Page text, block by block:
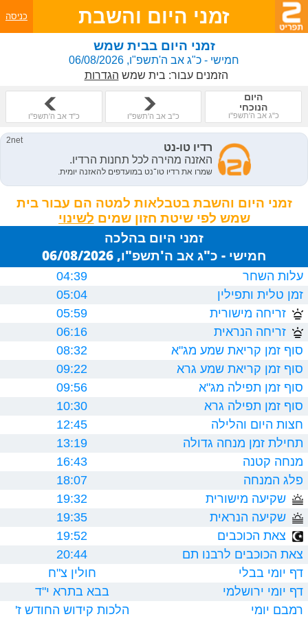
זמני היום והשבת כניסה
זמני היום בבית שמש
חמישי - כ"ג אב ה'תשפ"ו, 06/08/2026
הזמנים עבור: בית שמש הגדרות
היום
הנוכחי
כ"ג אב ה'תשפ"ו כ"ב אב ה'תשפ"ו כ"ד אב ה'תשפ"ו
זמני היום והשבת בטבלאות למטה הם עבור בית
שמש לפי שיטת חזון שמים
זמני היום בהלכה
חמישי - כ"ג אב ה'תשפ"ו, 06/08/2026
עלות השחר
04:39
זמן טלית ותפילין
05:04
זריחה מישורית
05:59
זריחה הנראית
06:16
סוף זמן קריאת שמע מג"א
08:32
סוף זמן קריאת שמע גרא
09:22
סוף זמן תפילה מג"א
09:56
סוף זמן תפילה גרא
10:30
חצות היום והלילה
12:45
תחילת זמן מנחה גדולה
13:19
מנחה קטנה
16:43
פלג המנחה
18:07
שקיעה מישורית
19:32
שקיעה הנראית
19:35
צאת הכוכבים
19:52
צאת הכוכבים לרבנו תם
20:44
דף יומי בבלי
חולין צ"ח
דף יומי ירושלמי
בבא בתרא י"ד
רמבם יומי
הלכות קידוש החודש ז'